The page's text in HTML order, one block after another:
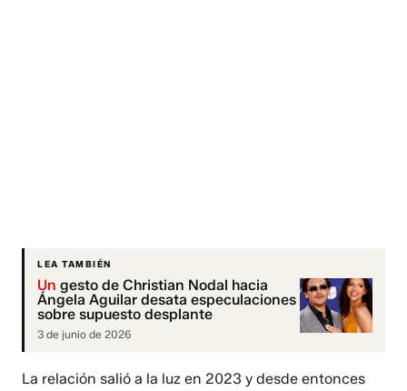
LEA TAMBIÉN
Un gesto de Christian Nodal hacia
Ángela Aguilar desata especulaciones
sobre supuesto desplante
3 de junio de 2026
La relación salió a la luz en 2023 y desde entonces